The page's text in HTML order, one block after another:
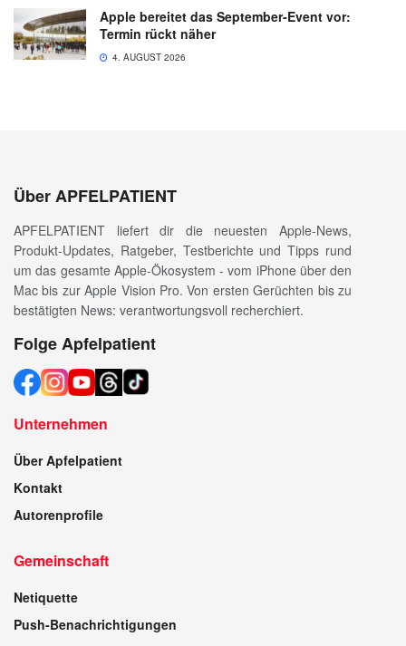
Apple bereitet das September-Event vor:
Termin rückt näher
4. AUGUST 2026
Über APFELPATIENT
APFELPATIENT liefert dir die neuesten Apple-News,
Produkt-Updates, Ratgeber, Testberichte und Tipps rund
um das gesamte Apple-Ökosystem - vom iPhone über den
Mac bis zur Apple Vision Pro. Von ersten Gerüchten bis zu
bestätigten News: verantwortungsvoll recherchiert.
Folge Apfelpatient
Unternehmen
Über Apfelpatient
Kontakt
Autorenprofile
Gemeinschaft
Netiquette
Push-Benachrichtigungen